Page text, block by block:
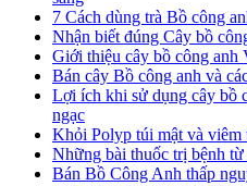
7 Cách dùng trà Bồ công
Nhận biết đúng Cây bồ
Giới thiệu cây bồ công anh
Bán cây Bồ công anh và
Lợi ích khi sử dụng cây bồ
ngạc
Khỏi Polyp túi mật và viêm
Những bài thuốc trị bệnh
Bán Bồ Công Anh thấp